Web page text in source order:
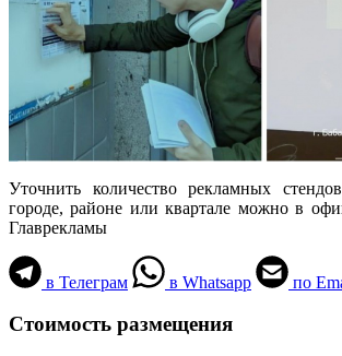
Уточнить количество рекламных
городе, районе или квартале можно в
Главрекламы
в Телеграм в Whatsapp по
Стоимость размещения